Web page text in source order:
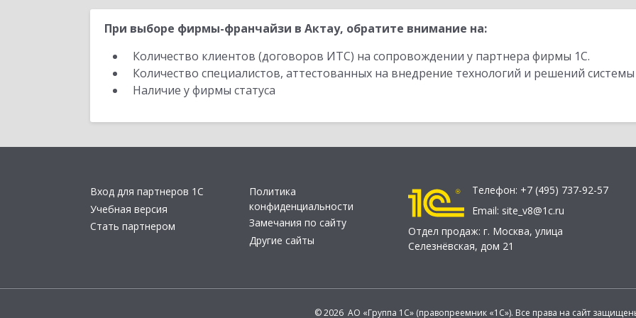
При выборе фирмы-франчайзи в Актау, обратите внимание на:
Количество клиентов (договоров ИТС) на сопровождении у партнера фирмы 1С.
Количество специалистов, аттестованных на внедрение технологий и решений
Наличие у фирмы статуса
Вход для партнеров 1С
Учебная версия
Стать партнером
Политика
конфиденциальности
Замечания по сайту
Другие сайты
Телефон: +7 (495) 737-92-57
Email: site_v8@1c.ru
Отдел продаж: г. Москва, улица
Селезнёвская, дом 21
© 2026 АО «Группа 1С» (правопреемник «1С»). Все права на сайт